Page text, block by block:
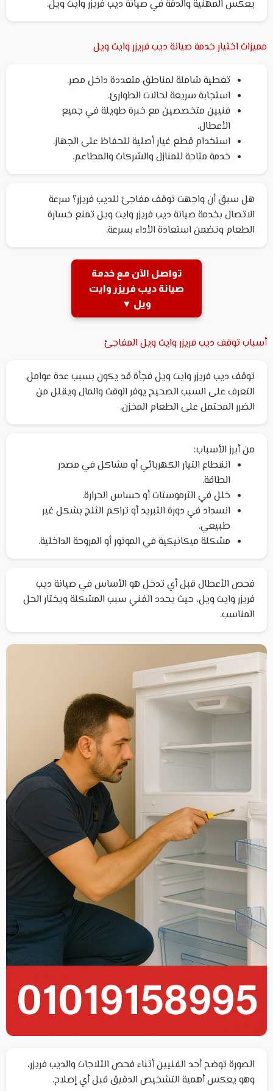
يعكس المهنية والدقة في صيانة ديب فريزر وايت ويل.
مميزات اختيار خدمة صيانة ديب فريزر وايت ويل
تغطية شاملة لمناطق متعددة داخل مصر.
استجابة سريعة لحالات الطوارئ.
فنيين متخصصين مع خبرة طويلة في جميع
الأعطال.
استخدام قطع غيار أصلية للحفاظ على الجهاز.
خدمة متاحة للمنازل والشركات والمطاعم.
هل سبق أن واجهت توقف مفاجئ للديب فريزر؟ سرعة
الاتصال بخدمة صيانة ديب فريزر وايت ويل تمنع خسارة
الطعام وتضمن استعادة الأداء بسرعة.
تواصل الآن مع خدمة
صيانة ديب فريزر وايت
ويل ▼
أسباب توقف ديب فريزر وايت ويل المفاجئ
توقف ديب فريزر وايت ويل فجأة قد يكون بسبب عدة عوامل.
التعرف على السبب الصحيح يوفر الوقت والمال ويقلل من
الضرر المحتمل على الطعام المخزن.
من أبرز الأسباب:
انقطاع التيار الكهربائي أو مشاكل في مصدر
الطاقة.
خلل في الثرموستات أو حساس الحرارة.
انسداد في دورة التبريد أو تراكم الثلج بشكل غير
طبيعي.
مشكلة ميكانيكية في الموتور أو المروحة الداخلية.
فحص الأعطال قبل أي تدخل هو الأساس في صيانة ديب
فريزر وايت ويل، حيث يحدد الفني سبب المشكلة ويختار الحل
المناسب.
الصورة توضح أحد الفنيين أثناء فحص الثلاجات والديب فريزر،
وهو يعكس أهمية التشخيص الدقيق قبل أي إصلاح.